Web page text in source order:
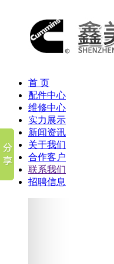
首 页
配件中心
维修中心
实力展示
新闻资讯
关于我们
合作客户
联系我们
招聘信息